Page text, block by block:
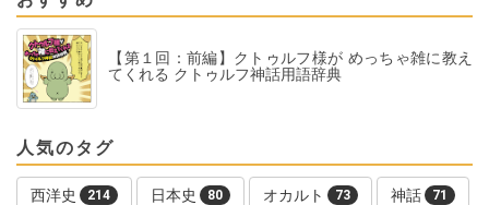
【第１回：前編】クトゥルフ様が めっちゃ雑に教え
てくれる クトゥルフ神話用語辞典
人気のタグ
西洋史 214 日本史 80 オカルト 73 神話 71